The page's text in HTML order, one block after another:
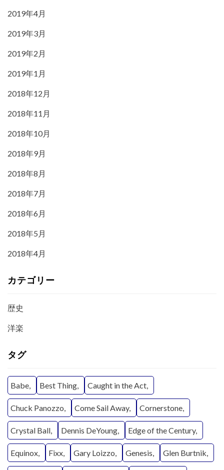
2019年4月
2019年3月
2019年2月
2019年1月
2018年12月
2018年11月
2018年10月
2018年9月
2018年8月
2018年7月
2018年6月
2018年5月
2018年4月
カテゴリー
歴史
洋楽
タグ
Babe Best Thing Caught in the Act
Chuck Panozzo Come Sail Away Cornerstone
Crystal Ball Dennis DeYoung Edge of the Century
Equinox Fixx Gary Loizzo Genesis Glen Burtnik